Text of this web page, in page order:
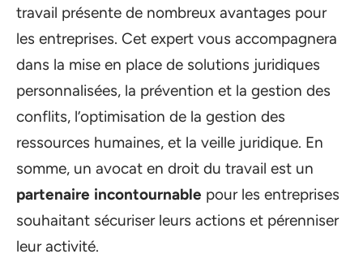
travail présente de nombreux avantages pour
les entreprises. Cet expert vous accompagnera
dans la mise en place de solutions juridiques
personnalisées, la prévention et la gestion des
conflits, l’optimisation de la gestion des
ressources humaines, et la veille juridique. En
somme, un avocat en droit du travail est un
partenaire incontournable pour les entreprises
souhaitant sécuriser leurs actions et pérenniser
leur activité.